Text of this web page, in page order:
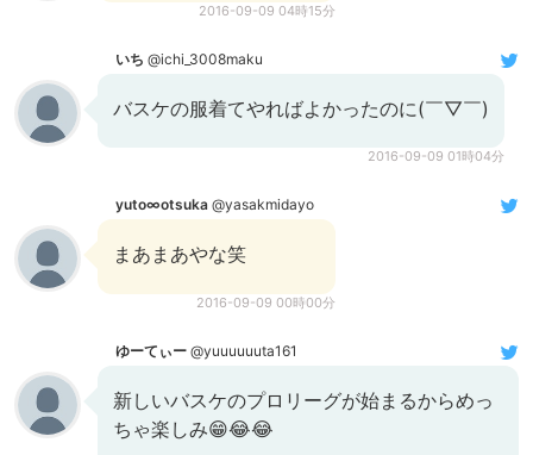
2016-09-09 04時15分
いち @ichi_3008maku
バスケの服着てやればよかったのに(￣▽￣)
2016-09-09 01時04分
yuto∞otsuka @yasakmidayo
まあまあやな笑
2016-09-09 00時00分
ゆーてぃー @yuuuuuuta161
新しいバスケのプロリーグが始まるからめっ
ちゃ楽しみ😁😂😂